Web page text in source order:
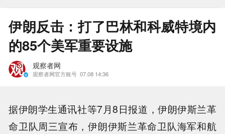
伊朗反击：打了巴林和科威特境内
的85个美军重要设施
观察者网
观察者网官方账号 07.08 14:36
据伊朗学生通讯社等7月8日报道，伊朗伊斯兰革
命卫队周三宣布，伊朗伊斯兰革命卫队海军和航